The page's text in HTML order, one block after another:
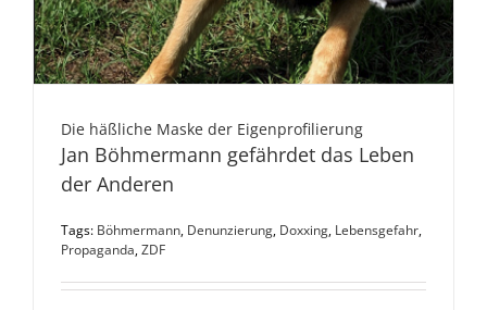
Die häßliche Maske der Eigenprofilierung
Jan Böhmermann gefährdet das Leben
der Anderen
Tags: Böhmermann, Denunzierung, Doxxing, Lebensgefahr,
Propaganda,ZDF